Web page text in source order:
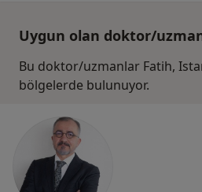
Uygun olan doktor/
Bu doktor/uzmanlar Fatih,
bölgelerde bulunuyor.